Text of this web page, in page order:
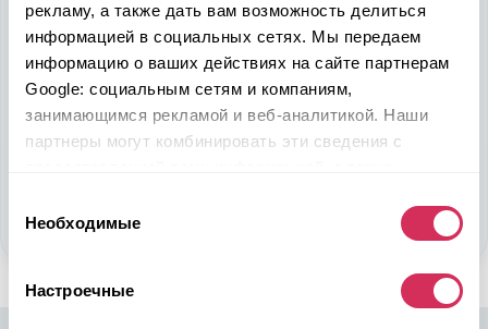
рекламу, а также дать вам возможность делиться
информацией в социальных сетях. Мы передаем
информацию о ваших действиях на сайте партнерам
Google: социальным сетям и компаниям,
занимающимся рекламой и веб-аналитикой. Наши
партнеры могут комбинировать эти сведения с
вами их сервисов.
согласия
Необходимые
Настроечные
Внедрение Американского стандарта на авторынке
Казахстана станет эрой больших возможностей
казахстанцев, чтобы реализовать свой потенциал в
полную силу.
Подобрать авто